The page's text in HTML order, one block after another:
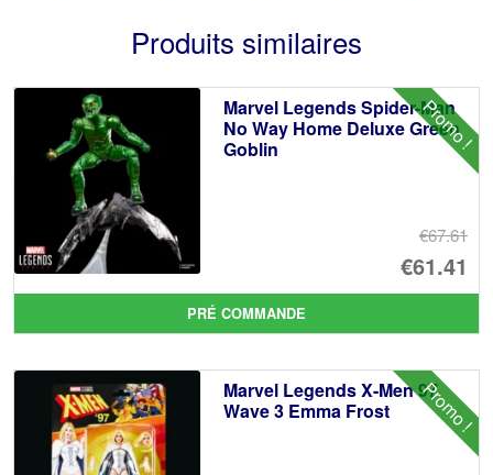
Produits similaires
Promo !
Marvel Legends Spider-Man
No Way Home Deluxe Green
Goblin
€67.61
€61.41
Le
PRÉ COMMANDE
Promo !
Marvel Legends X-Men 97
Wave 3 Emma Frost